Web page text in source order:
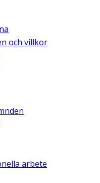
och villkor
arbete